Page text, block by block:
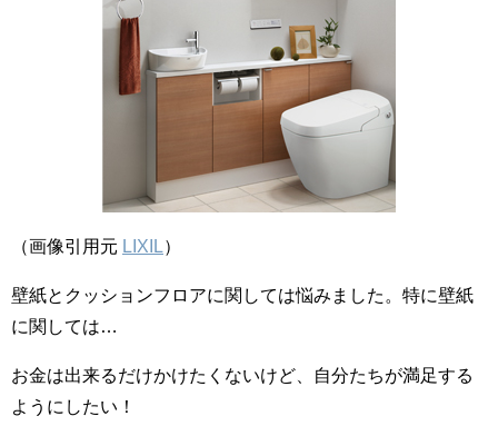
（画像引用元 LIXIL ）
壁紙とクッションフロアに関しては悩みました。特に壁紙
に関しては…
お金は出来るだけかけたくないけど、自分たちが満足する
ようにしたい！